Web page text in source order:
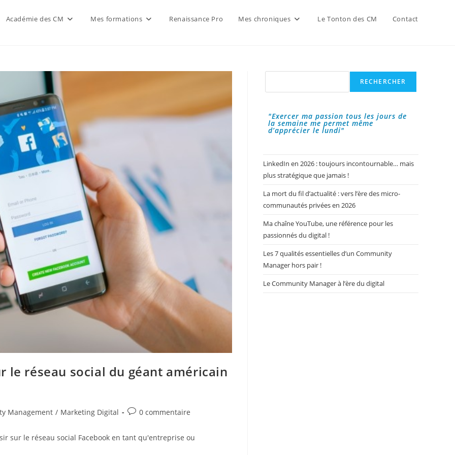
Académie des CM Mes formations Renaissance Pro Mes chroniques Le Tonton des CM Contact
le réseau social du géant américain
Management / Marketing Digital
Commentaires
publication :
0 commentaire
sur le réseau social Facebook en tant qu'entreprise ou
Rechercher
RECHERCHER
"Exercer ma passion tous les jours de
la semaine me permet même
d’apprécier le lundi"
LinkedIn en 2026 : toujours incontournable… mais
plus stratégique que jamais !
La mort du fil d’actualité : vers l’ère des micro-
communautés privées en 2026
Ma chaîne YouTube, une référence pour les
passionnés du digital !
Les 7 qualités essentielles d’un Community
Manager hors pair !
Le Community Manager à l’ère du digital